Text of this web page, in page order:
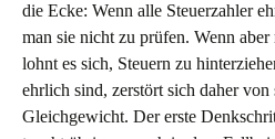
die Ecke: Wenn alle Steuerzahler
man sie nicht zu prüfen. Wenn
lohnt es sich, Steuern zu
ehrlich sind, zerstört sich daher von
Gleichgewicht. Der erste